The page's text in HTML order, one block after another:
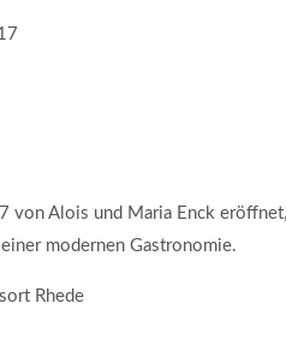
von Alois und Maria Enck
modernen Gastronomie.
Rhede